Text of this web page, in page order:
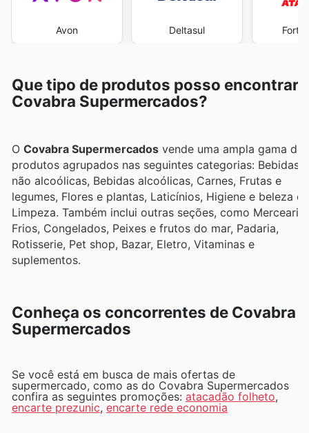
Avon Deltasul Fort
Que tipo de produtos posso encontrar
Covabra Supermercados?
O Covabra Supermercados vende uma ampla gama de
produtos agrupados nas seguintes categorias: Bebidas
não alcoólicas, Bebidas alcoólicas, Carnes, Frutas e
legumes, Flores e plantas, Laticínios, Higiene e beleza e
Limpeza. Também inclui outras seções, como Mercearia,
Frios, Congelados, Peixes e frutos do mar, Padaria,
Rotisserie, Pet shop, Bazar, Eletro, Vitaminas e
suplementos.
Conheça os concorrentes de Covabra
Supermercados
Se você está em busca de mais ofertas de
supermercado, como as do Covabra Supermercados
confira as seguintes promoções: atacadão folheto,
encarte prezunic, encarte rede economia